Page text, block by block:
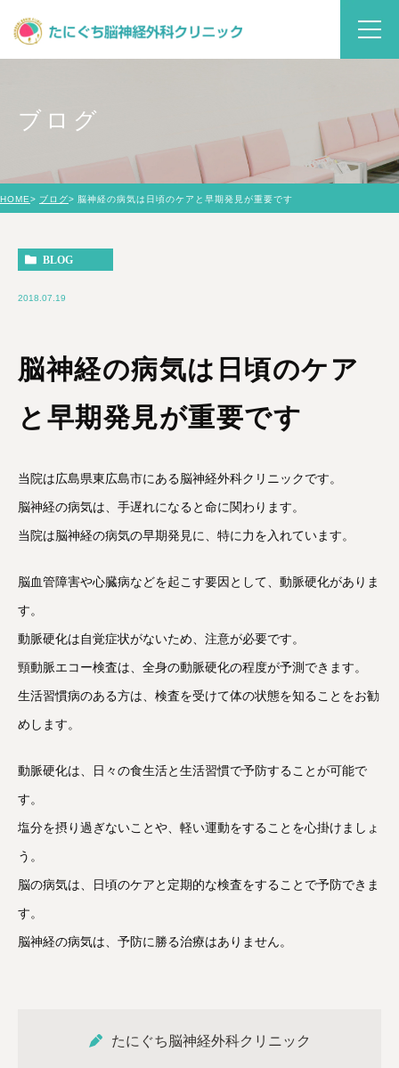
ブログ
HOME ブログ 脳神経の病気は日頃のケアと早期発見が重要です
BLOG
2018.07.19
脳神経の病気は日頃のケア
と早期発見が重要です
当院は広島県東広島市にある脳神経外科クリニックです。
脳神経の病気は、手遅れになると命に関わります。
当院は脳神経の病気の早期発見に、特に力を入れています。
脳血管障害や心臓病などを起こす要因として、動脈硬化がありま
す。
動脈硬化は自覚症状がないため、注意が必要です。
頸動脈エコー検査は、全身の動脈硬化の程度が予測できます。
生活習慣病のある方は、検査を受けて体の状態を知ることをお勧
めします。
動脈硬化は、日々の食生活と生活習慣で予防することが可能で
す。
塩分を摂り過ぎないことや、軽い運動をすることを心掛けましょ
う。
脳の病気は、日頃のケアと定期的な検査をすることで予防できま
す。
脳神経の病気は、予防に勝る治療はありません。
たにぐち脳神経外科クリニック